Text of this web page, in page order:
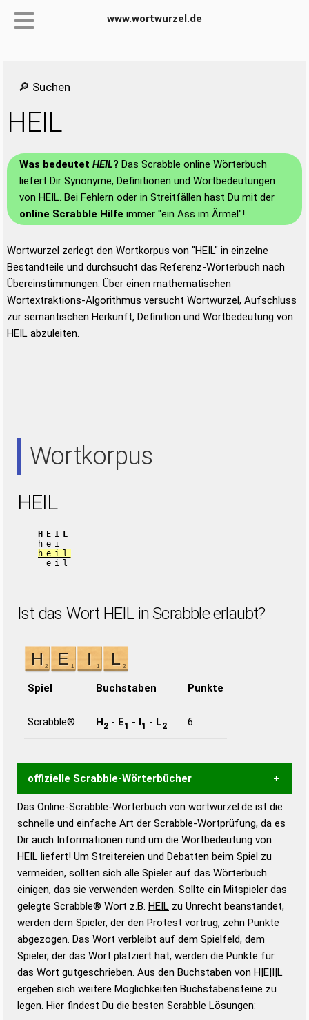
www.wortwurzel.de
🔎 Suchen
HEIL
Was bedeutet HEIL? Das Scrabble online Wörterbuch
liefert Dir Synonyme, Definitionen und Wortbedeutungen
von HEIL. Bei Fehlern oder in Streitfällen hast Du mit der
online Scrabble Hilfe immer "ein Ass im Ärmel"!
Wortwurzel zerlegt den Wortkorpus von "HEIL" in einzelne
Bestandteile und durchsucht das Referenz-Wörterbuch nach
Übereinstimmungen. Über einen mathematischen
Wortextraktions-Algorithmus versucht Wortwurzel, Aufschluss
zur semantischen Herkunft, Definition und Wortbedeutung von
HEIL abzuleiten.
Wortkorpus
HEIL
HEIL
hei
heil
eil
Ist das Wort HEIL in Scrabble erlaubt?
Spiel Buchstaben Punkte
Scrabble® H2 - E1 - I1 - L2 6
offizielle Scrabble-Wörterbücher
Wortwurzel liefert mit Hilfe eines semantischen
Wortanalyse-Algorithmus gute Anhaltspunkte zu
Wortbedeutung, Worttrennung und Wortform, um die
Gültigkeit eines Wortes für das Scrabble-Spiel zu
bestimmen!
zugelassene Turnier Scrabble-
Wörterbücher sind:
Duden – Standardwerk in 12 Bänden
Duden – Richtiges und gutes
Deutsch
Duden – Die deutsche Grammatik
Duden – Deutsches
Das Online-Scrabble-Wörterbuch von wortwurzel.de ist die
schnelle und einfache Art der Scrabble-Wortprüfung, da es
Dir auch Informationen rund um die Wortbedeutung von
HEIL liefert! Um Streitereien und Debatten beim Spiel zu
vermeiden, sollten sich alle Spieler auf das Wörterbuch
einigen, das sie verwenden werden. Sollte ein Mitspieler das
gelegte Scrabble® Wort z.B. HEIL zu Unrecht beanstandet,
werden dem Spieler, der den Protest vortrug, zehn Punkte
abgezogen. Das Wort verbleibt auf dem Spielfeld, dem
Spieler, der das Wort platziert hat, werden die Punkte für
das Wort gutgeschrieben. Aus den Buchstaben von H|E|I|L
ergeben sich weitere Möglichkeiten Buchstabensteine zu
legen. Hier findest Du die besten Scrabble Lösungen: